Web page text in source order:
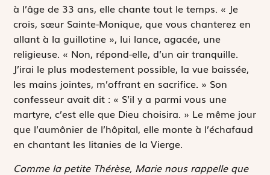
à l’âge de 33 ans, elle chante tout le temps. « Je
crois, sœur Sainte-Monique, que vous chanterez en
allant à la guillotine », lui lance, agacée, une
religieuse. « Non, répond-elle, d’un air tranquille.
J’irai le plus modestement possible, la vue baissée,
les mains jointes, m’offrant en sacrifice. » Son
confesseur avait dit : « S’il y a parmi vous une
martyre, c’est elle que Dieu choisira. » Le même jour
que l’aumônier de l’hôpital, elle monte à l’échafaud
en chantant les litanies de la Vierge.
Comme la petite Thérèse, Marie nous rappelle que